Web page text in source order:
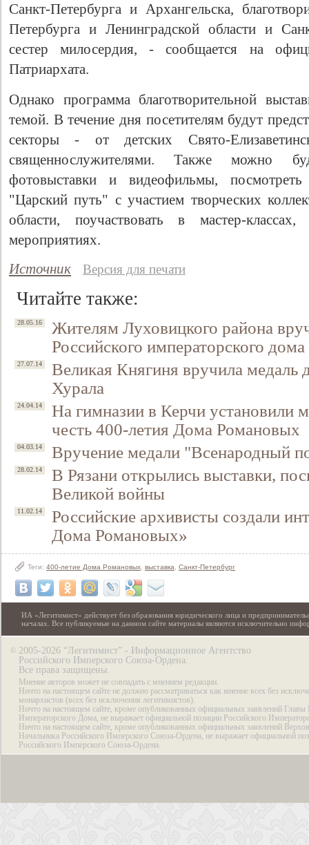
Санкт-Петербурга и Архангельска,
Петербурга и Ленинградской области и
сестер милосердия, - сообщается на
Патриархата.
Однако программа благотворительной
темой. В течение дня посетителям будут
секторы - от детских Свято-
священнослужителями. Также можно
фотовыставки и видеофильмы, посмотреть
"Царский путь" с участием творческих
области, поучаствовать в мастер-
мероприятиях.
Источник
Версия для печати
Читайте также:
28.05.16
Жителям Луховицкого района
Российского императорского дома
27.07.14
Великая Княгиня вручила медаль
Хурала
24.04.14
На гимназии в Керчи установили
честь 400-летия Дома Романовых
04.03.14 Вручение медали "Всенародный
28.02.14
В Рязани открылись выставки,
Великой войны
11.02.14
Российские архивисты создали
Дома Романовых»
Теги: 400-летие Дома Романовых выставка Санкт-Петербург
ИА «Легитимист» действует без образования юридического лица и
началах. Все публикуемые на данном сайте материалы являются исключительно
© 2005-2026 “Легитимист” - Информационное Агентство
Российского Имперского Союза-Ордена.
Все права защищены.
Мнение авторов может не совпадать с мнением редакции.
Ничто на настоящем сайте не должно рассматриваться как мнение всех без
монархистов (всех без исключения легитимистов).
Ничто на настоящем сайте, кроме опубликованных официальных заявлений Главы
Императорского Дома, не выражает официальной позиции Российского
Ничто на настоящем сайте, кроме опубликованных официальных заявлений
Начальника Российского Имперского Союза-Ордена, не выражает официальной
Российского Имперского Союза-Ордена.